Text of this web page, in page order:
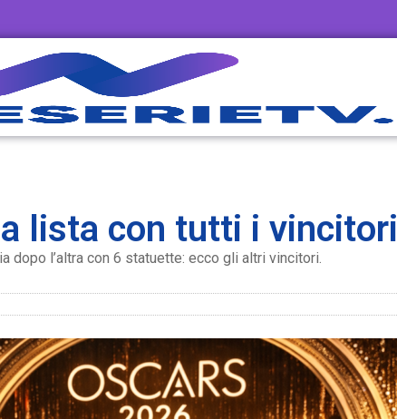
lista con tutti i vincitori
dopo l’altra con 6 statuette: ecco gli altri vincitori.